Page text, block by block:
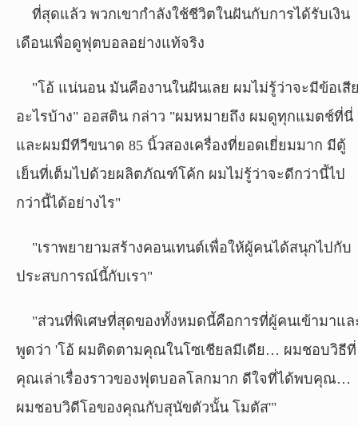
ที่สุดแล้ว พวกเขากำลังใช้ชีวิตในฝันกับการได้รับเงิน
เดือนเพื่อดูฟุตบอลอย่างแท้จริง
"โอ้ แน่นอน มันคืองานในฝันเลย ผมไม่รู้ว่าจะมีข้อเสี
อะไรบ้าง" ออสติน กล่าว "ผมหมายถึง ผมดูทุกแมตช์ที่นี่
และผมมีทีวีขนาด 85 นิ้วสองเครื่องที่ยอดเยี่ยมมาก มีตู้
เย็นที่เต็มไปด้วยผลิตภัณฑ์โค้ก ผมไม่รู้ว่าจะดีกว่านี้ไป
กว่านี้ได้อย่างไร"
"เราพยายามสร้างคอนเทนต์เพื่อให้ผู้คนได้สนุกไปกับ
ประสบการณ์นี้กับเรา"
"ส่วนที่พิเศษที่สุดของทั้งหมดนี้คือการที่ผู้คนเข้ามาแล
พูดว่า 'โอ้ ผมติดตามคุณในโซเชียลมีเดีย… ผมชอบวิธีที่
คุณเล่าเรื่องราวของฟุตบอลโลกมาก ดีใจที่ได้พบคุณ…
ผมชอบวิดีโอของคุณกับสุนัขตัวนั้น โมตัส'"